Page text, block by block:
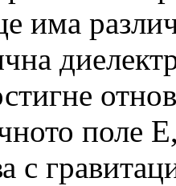
има
поле
с